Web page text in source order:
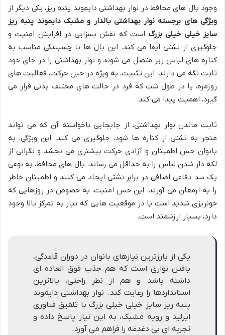
وجود بال های محافظ در نوار بهداشتی دایموند پنبه ریز، یکی دیگر از
ویژگی های برجسته نوار بهداشتی بالدار و مشبک دایموند پنبه ریز
سایز خیلی خیلی بزرگ است که نقش بسزایی در افزایش امنیت و
جلوگیری از نشتی ایفا می کند. این بال ها با چسبندگی مناسب به
کناره های لباس زیر متصل می شوند و نوار بهداشتی را در جای خود
ثابت نگه می دارند. این تثبیت، به ویژه در حین حرکت، فعالیت های
روزمره، یا در طول شب که فرد در حالت های مختلف بدنی قرار می
گیرد، اهمیت پیدا می کند.
ثابت ماندن نوار بهداشتی، از جابجایی ناخواسته آن که می تواند
منجر به نشتی از کناره ها شود، جلوگیری می کند. این ویژگی، به
بانوان حس اطمینان و آزادی حرکت بیشتری می بخشد و نگرانی از
لکه دار شدن لباس را به حداقل می رساند. بال های محافظ، به نوعی
یک سد دفاعی اضافی در برابر نشتی ایجاد می کنند و اطمینان خاطر
را به ارمغان می آورند. این حس امنیت، به خصوص در روزهایی که
خونریزی شدید است یا در موقعیت هایی که نیاز به تمرکز بالا وجود
دارد، بسیار ارزشمند است.
یکی از بارزترین نیازهای بانوان در دوران قاعدگی،
یافتن نواری است که هم جذب فوق العاده ای
داشته باشد و هم از نظر راحتی، بالاترین
استانداردها را رعایت کند. نوار بهداشتی دایموند
پنبه ریز سایز خیلی خیلی بزرگ با تلفیق فناوری
ایرلید و رویه مشبک، به این نیاز پاسخ داده و
تجربه ای بی دغدغه را فراهم می آورد.